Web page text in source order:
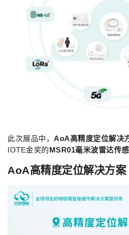
此次展品中， AoA高精度定位解决
IOTE金奖的 MSR01毫米波雷达传
AoA高精度定位解决方案